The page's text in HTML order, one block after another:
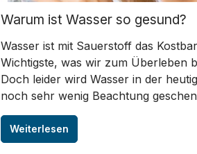
Warum ist Wasser so gesund?
Wasser ist mit Sauerstoff das
Wichtigste, was wir zum Überleben
Doch leider wird Wasser in der
noch sehr wenig Beachtung
Weiterlesen